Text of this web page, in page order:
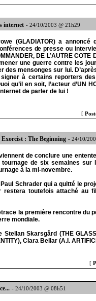
internet - 24/10/2003 @ 21h29
(GLADIATOR) a
de presse ou
DE L’AUTRE
une guerre contre les
des mensonges sur lui.
à certains reporters
qu’il en soit, l’acteur d’UN
de parler de lui !
[
: The Beginning - 24/10/
de conclure une
de six semaines sur
à la mi-novembre.
Schrader qui a quitté le
restera toutefois attaché au
la première rencontre du
mondiale.
Skarsgård (THE
Clara Bellar (A.I.
[
- 24/10/2003 @ 08h51